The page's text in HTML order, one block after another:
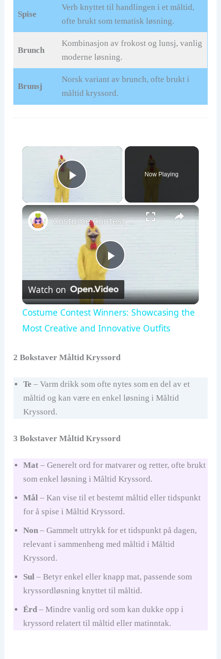
Spise
Verb knyttet til handlingen i et måltid,
ofte brukt som tematisk løsning.
Brunch
Kombinasjon av frokost og lunsj, vanlig
moderne løsning.
Brunsj
Norsk variant av brunch, ofte brukt i
måltid kryssord.
×
Play Video
Now Playing
×
P
l
a
y
V
e
o
Costume Contest Winners: Showcasing the Most Creative and Innovative Outfits
Watch on
Costume Contest Winners: Showcasing the
Most Creative and Innovative Outfits
2 Bokstaver Måltid Kryssord
Te – Varm drikk som ofte nytes som en del av et
måltid og kan være en enkel løsning i Måltid
Kryssord.
3 Bokstaver Måltid Kryssord
Mat– Generelt ord for matvarer og retter, ofte brukt
som enkel løsning i Måltid Kryssord.
Mål– Kan vise til et bestemt måltid eller tidspunkt
for å spise i Måltid Kryssord.
Non– Gammelt uttrykk for et tidspunkt på dagen,
relevant i sammenheng med måltid i Måltid
Kryssord.
Sul– Betyr enkel eller knapp mat, passende som
kryssordløsning knyttet til måltid.
Érd– Mindre vanlig ord som kan dukke opp i
kryssord relatert til måltid eller matinntak.